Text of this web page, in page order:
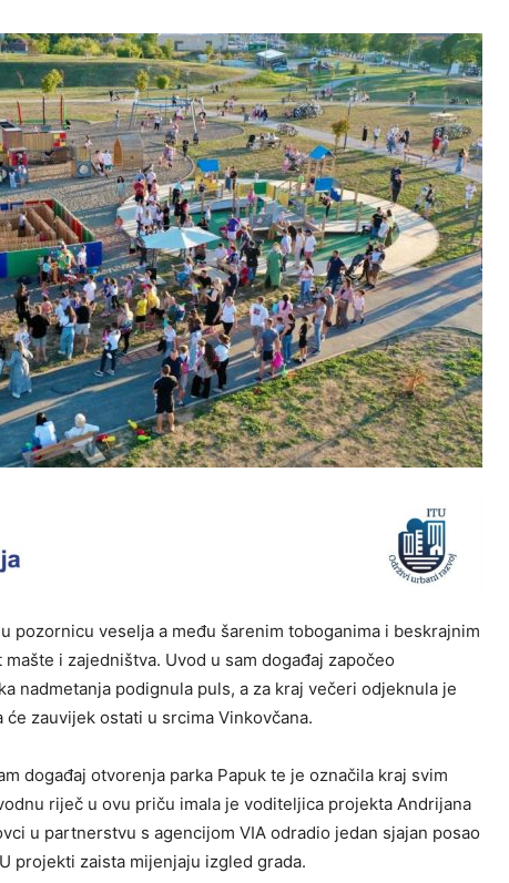
pozornicu veselja a među šarenim toboganima i beskrajnim
i zajedništva. Uvod u sam događaj započeo
nadmetanja podignula puls, a za kraj večeri odjeknula je
zauvijek ostati u srcima Vinkovčana.
događaj otvorenja parka Papuk te je označila kraj svim
riječ u ovu priču imala je voditeljica projekta Andrijana
u partnerstvu s agencijom VIA odradio jedan sjajan posao
projekti zaista mijenjaju izgled grada.